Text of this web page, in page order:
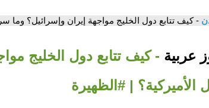
- كيف تتابع دول الخليج مواجهة إيران وإسرائيل؟ وما
عربية - كيف تتابع دول الخليج
الأميركية؟ | #الظهيرة